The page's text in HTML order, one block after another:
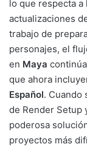
lo que respecta
actualizaciones
trabajo de
personajes, el
en Maya
que ahora
Español. Cuando
de Render Setup
poderosa
proyectos más